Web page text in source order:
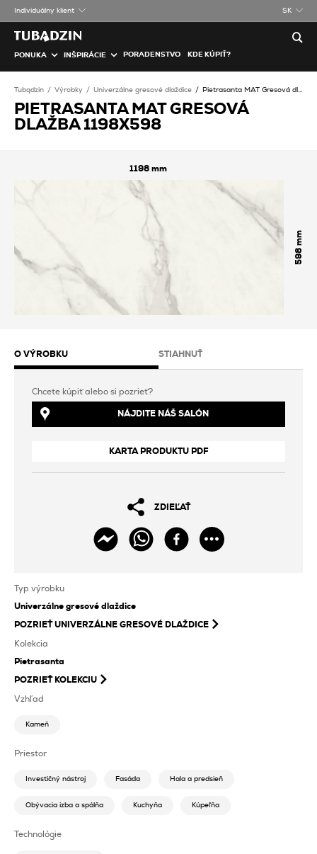
Individuálny klient SK
PONUKA INŠPIRÁCIE PORADENSTVO KDE KÚPIŤ?
Tubądzin Výrobky Univerzálne gresové dlaždice Pietrasanta MAT Gresová dlažba
PIETRASANTA MAT GRESOVÁ
DLAŽBA 1198X598
1198
598
O VÝROBKU STIAHNUŤ
Chcete kúpiť alebo si pozrieť?
NÁJDITE NÁŠ SALÓN
KARTA PRODUKTU PDF
ZDIEĽAŤ
Typ výrobku
Univerzálne gresové dlaždice
POZRIEŤUNIVERZÁLNE GRESOVÉ DLAŽDICE
Kolekcia
Pietrasanta
POZRIEŤ KOLEKCIU
Vzhľad
Kameň
Priestor
Investičný nástroj Fasáda Hala a predsieň
Obývacia izba a spálňa Kuchyňa Kúpeľňa
Technológie